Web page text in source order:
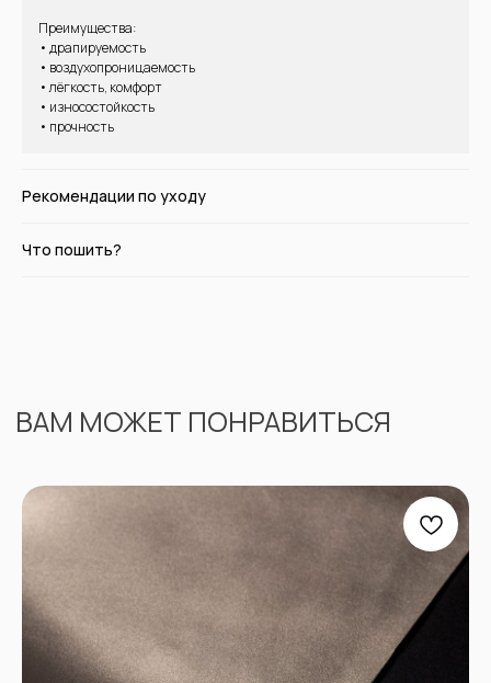
Преимущества:
• драпируемость
• воздухопроницаемость
• лёгкость, комфорт
• износостойкость
• прочность
Рекомендации по уходу
Что пошить?
ВАМ МОЖЕТ ПОНРАВИТЬСЯ